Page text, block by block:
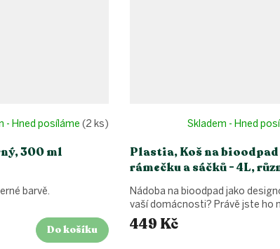
300 ml
- Hned posíláme (2 ks)
Do košíku
barvě.
Plastia, Koš na bioodpad
rámečku a sáčků - 4L,
Skladem - Hned
449 Kč
Nádoba na bioodpad jako
vaší domácnosti? Právě jste ho